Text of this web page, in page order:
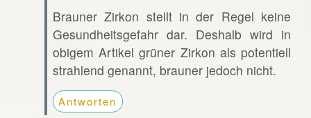
Brauner Zirkon stellt in der Regel keine
Gesundheitsgefahr dar. Deshalb wird in
obigem Artikel grüner Zirkon als potentiell
strahlend genannt, brauner jedoch nicht.
Antworten